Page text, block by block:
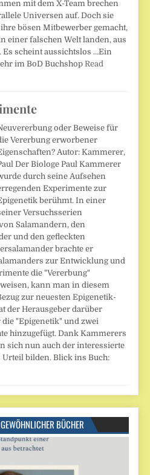
mit dem X-Team brechen
Universen auf. Doch sie
bösen Mitbewerber gemacht,
einer falschen Welt landen, aus
scheint aussichtslos …Ein
im BoD Buchshop Read
oder Beweise für
Vererbung erworbener
Autor: Kammerer,
Der Biologe Paul Kammerer
durch seine Aufsehen
Experimente zur
berühmt. In einer
Versuchsserien
Salamandern, den
und den gefleckten
brachte er
zur Entwicklung und
die "Vererbung"
kann man in diesem
zur neuesten Epigenetik-
der Herausgeber darüber
"Epigenetik" und zwei
hinzugefügt. Dank Kammerers
sich nun auch der interessierte
Urteil bilden. Blick ins Buch:
BÜCHER